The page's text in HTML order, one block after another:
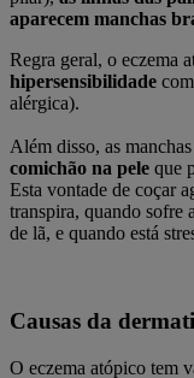
aparecem manchas
Regra geral, o eczema
hipersensibilidade
alérgica).
Além disso, as
comichão na pele que
Esta vontade de coçar
transpira, quando sofre
de lã, e quando está
Causas da
O eczema atópico tem